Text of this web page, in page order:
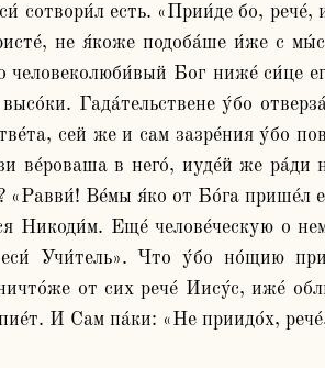
сотвори́л есть. «Прии́де бо,
не я́коже подоба́ше и́же с
человеколюби́вый Бог ниже́ си́це
Гада́тельствене у́бо
сей же и сам зазре́ния у́бо
ве́роваша в него́, иуде́й же
«Равви́! Ве́мы я́ко от Бо́га
Никоди́м. Еще́ челове́ческую о
Учи́тель». Что у́бо но́щию
от сих рече́ Иису́с, иже́
И Сам па́ки: «Не приидо́х,